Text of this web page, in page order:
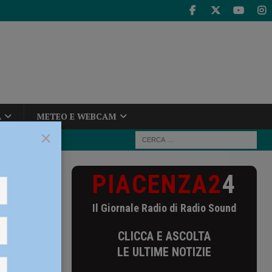
METEO E WEBCAM
per la
la
PIACENZA24
Il Giornale Radio di Radio Sound
CLICCA E ASCOLTA
LE ULTIME NOTIZIE
×